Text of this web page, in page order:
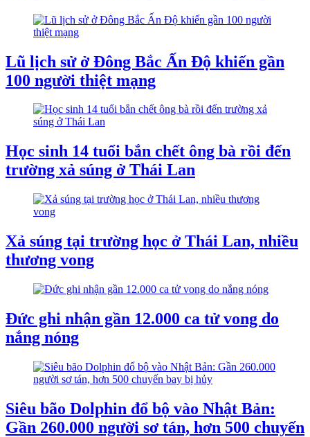
Lũ lịch sử ở Đông Bắc Ấn Độ khiến gần
100 người thiệt mạng
Học sinh 14 tuổi bắn chết ông bà rồi đến
trường xả súng ở Thái Lan
Xả súng tại trường học ở Thái Lan, nhiều
thương vong
Đức ghi nhận gần 12.000 ca tử vong do
nắng nóng
Siêu bão Dolphin đổ bộ vào Nhật Bản:
Gần 260.000 người sơ tán, hơn 500 chuyến